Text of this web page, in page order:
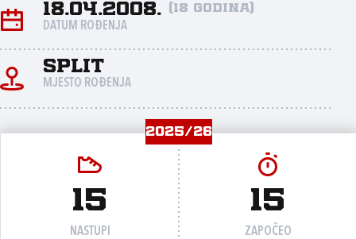
18.04.2008. (18 godina)
DATUM ROĐENJA
Split
MJESTO ROĐENJA
2025/26
15
NASTUPI
15
ZAPOČEO